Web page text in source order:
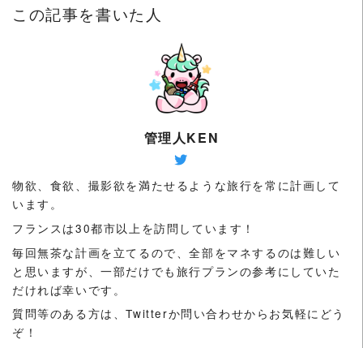
この記事を書いた人
管理人KEN
物欲、食欲、撮影欲を満たせるような旅行を常に計画して
います。
フランスは30都市以上を訪問しています！
毎回無茶な計画を立てるので、全部をマネするのは難しい
と思いますが、一部だけでも旅行プランの参考にしていた
だければ幸いです。
質問等のある方は、Twitterか問い合わせからお気軽にどう
ぞ！